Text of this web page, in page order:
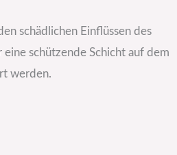
schädlichen Einflüssen des
eine schützende Schicht auf dem
werden.